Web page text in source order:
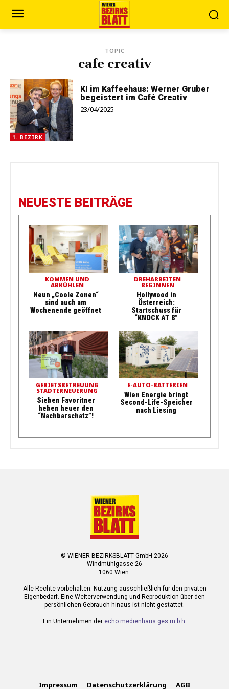
TOPIC
cafe creativ
1. BEZIRK
KI im Kaffeehaus: Werner Gruber
begeistert im Café Creativ
23/04/2025
NEUESTE BEITRÄGE
KOMMEN UND
ABKÜHLEN
Neun „Coole Zonen“
sind auch am
Wochenende geöffnet
DREHARBEITEN
BEGINNEN
Hollywood in
Österreich:
Startschuss für
“KNOCK AT 8”
GEBIETSBETREUUNG
STADTERNEUERUNG
Sieben Favoritner
heben heuer den
“Nachbarschatz”!
E-AUTO-BATTERIEN
Wien Energie bringt
Second-Life-Speicher
nach Liesing
© WIENER BEZIRKSBLATT GmbH 2026
Windmühlgasse 26
1060 Wien.
Alle Rechte vorbehalten. Nutzung ausschließlich für den privaten
Eigenbedarf. Eine Weiterverwendung und Reproduktion über den
persönlichen Gebrauch hinaus ist nicht gestattet.
Ein Unternehmen der echo medienhaus ges.m.b.h.
Impressum Datenschutzerklärung AGB